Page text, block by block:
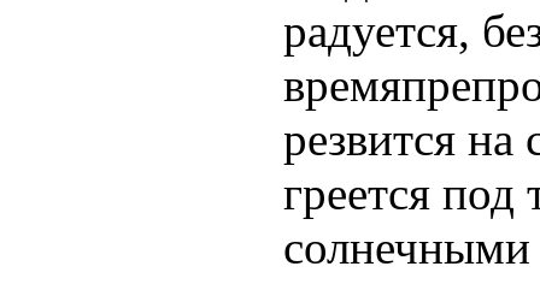
радуется,
резвится на
греется